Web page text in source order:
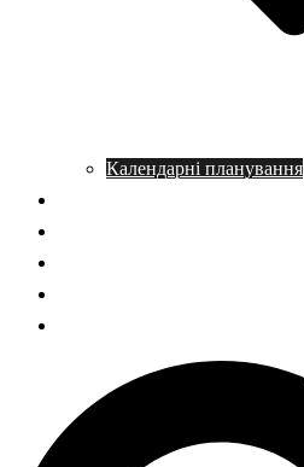
Календарні планування